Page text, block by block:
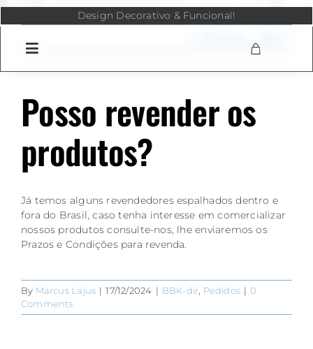
Skip
Design Decorativo & Funcional!
Posso revender os
produtos?
Já temos alguns revendedores espalhados dentro e
fora do Brasil, caso tenha interesse em comercializar
nossos produtos consulte-nos, lhe enviaremos os
Prazos e Condições para revenda.
By Marcus Lajus | 17/12/2024 | BBK-dir Pedidos | 0
Comments